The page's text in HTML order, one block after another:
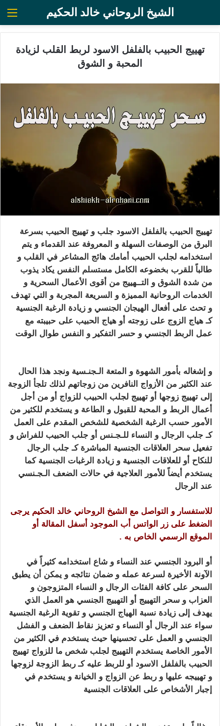
الشيخ الروحاني خالد الحكيم
تهييج الحبيب بالفلفل الاسود لربط القلب لزيادة
المحبة و الشوق
تهييج الحبيب بالفلفل الاسود جلب و تهييج الحبيب بسرعة
البرق من الوصفات السهلة و المعروفة عند القدماء و يتم
استخدامه لجلب الحبيب أمامك هائج المشاعر في القلب و
طالباً للقرب بخضوعه الكامل مستسلم النفس يكاد يذوب
من شدة الشوق و التــهييج من أقوى الأعمال السحرية و
الخدمات الروحانية المميزة و السريعة المجربة و التي تهدف
و تحث على أفعال الهيجان الجنسي و زيادة الرغبة الجنسية
كـ هياج الزوج على زوجته أو هياج الحبيب على حبيبته مع
عمل الربط الجنسي و حسر التفكير و النفس طوال الوقت
و إشغاله بأمور الشهوة و المتعة الـجنـسية ونجد هذا الحال
عند الكثير من الأزواج النافرين من زوجاتهم لذلك تلجأ الزوجة
إلى تهييج زوجها أو تهييج لجلب الحبيب للزواج أو من أجل
أعمال الربط و المحبة للقبول و الطاعة و يستخدم للكثير من
الأمور حسب الرغبة الشخصية للشخص المقدم على العمل
كـ جلب الرجال و النساء للـجـنس أو جلب الحبيب للفراش و
تفعيل سحر العلاقات الجنسية المباشرة كـ جلب الرجال
للنكاح أو للعلاقات الجنسية و زيادة الرغبات الجنسية كما
يستخدم أيضاً للأمور العلاجية في حالات الضعف الـجـنسي
عند الرجال
للاستفسار و التواصل مع الشيخ الروحاني خالد الحكيم يرجى
الضغط على زر الواتس أب الموجود أسفل المقالة أو
الموقع الرسمي الخاص به .
أو البرود الجنسي عند النساء و شاع استخدامه كثيراً في
الآونة الأخيرة لسرعة عمله و ضمان نتائجه و يمكن أن يطبق
السحر على كافة الفئات الرجال و النساء المتزوجون و
العزاب و سحر التهييج أو التهييج الجنسي هو العمل الذي
يهدف إلى زيادة نسبة الهياج الجنسي و تقوية الرغبة الجنسية
سواء عند الرجال أو النساء و تعزيز نقاط الضعف و الفشل
الجنسي و العمل على تحسينها حيث يستخدم في الكثير من
الأمور الخاصة يستخدم التهييج لجلب شخص ما للزواج تهييج
الحبيب بالفلفل الاسود أو للربط عليه كـ ربط الزوجة لزوجها
و تهييجه عليها و ربط عن الزواج و الخيانة و يستخدم في
إجبار
الأشخاص على العلاقات الجنسية